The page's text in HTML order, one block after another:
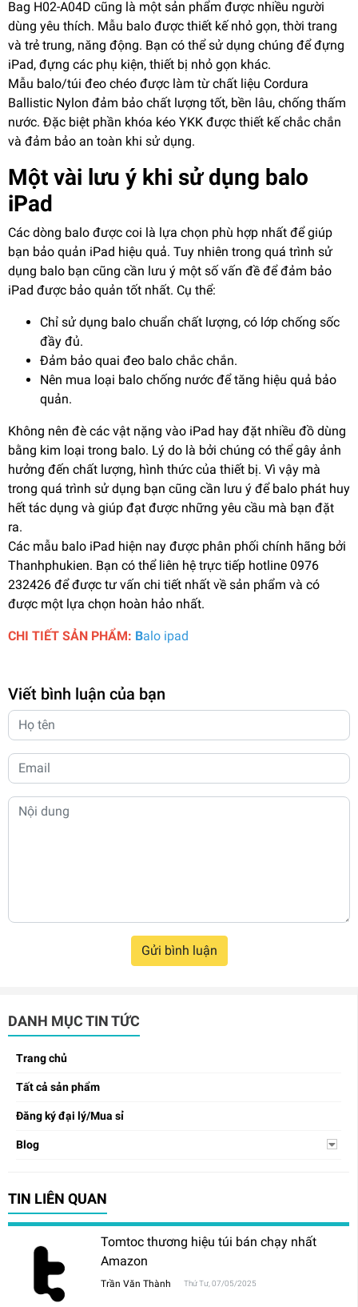
DANH MỤC TIN TỨC
Trang chủ
Tất cả sản phẩm
Đăng ký đại lý/Mua sỉ
Blog
TIN LIÊN QUAN
Tomtoc thương hiệu túi bán chạy nhất
Amazon
Trần Văn Thành Thứ Tư, 07/05/2025
Bag H02-A04D cũng là một sản phẩm được nhiều người
dùng yêu thích. Mẫu balo được thiết kế nhỏ gọn, thời trang
và trẻ trung, năng động. Bạn có thể sử dụng chúng để đựng
iPad, đựng các phụ kiện, thiết bị nhỏ gọn khác.
Mẫu balo/túi đeo chéo được làm từ chất liệu Cordura
Ballistic Nylon đảm bảo chất lượng tốt, bền lâu, chống thấm
nước. Đặc biệt phần khóa kéo YKK được thiết kế chắc chắn
và đảm bảo an toàn khi sử dụng.
Một vài lưu ý khi sử dụng balo
iPad
Các dòng balo được coi là lựa chọn phù hợp nhất để giúp
bạn bảo quản iPad hiệu quả. Tuy nhiên trong quá trình sử
dụng balo bạn cũng cần lưu ý một số vấn đề để đảm bảo
iPad được bảo quản tốt nhất. Cụ thể:
Chỉ sử dụng balo chuẩn chất lượng, có lớp chống sốc
đầy đủ.
Đảm bảo quai đeo balo chắc chắn.
Nên mua loại balo chống nước để tăng hiệu quả bảo
quản.
Không nên đè các vật nặng vào iPad hay đặt nhiều đồ dùng
bằng kim loại trong balo. Lý do là bởi chúng có thể gây ảnh
hưởng đến chất lượng, hình thức của thiết bị. Vì vậy mà
trong quá trình sử dụng bạn cũng cần lưu ý để balo phát huy
hết tác dụng và giúp đạt được những yêu cầu mà bạn đặt
ra.
Các mẫu balo iPad hiện nay được phân phối chính hãng bởi
Thanhphukien. Bạn có thể liên hệ trực tiếp hotline 0976
232426 để được tư vấn chi tiết nhất về sản phẩm và có
được một lựa chọn hoàn hảo nhất.
CHI TIẾT SẢN PHẨM: Balo ipad
Viết bình luận của bạn
Gửi bình luận